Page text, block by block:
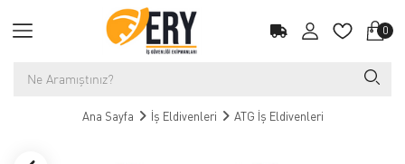
0
Ana Sayfa İş Eldivenleri ATG İş Eldivenleri